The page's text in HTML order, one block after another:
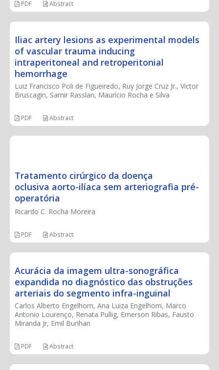
PDF Abstract
Iliac artery lesions as experimental models
of vascular trauma inducing
intraperitoneal and retroperitonial
hemorrhage
Luiz Francisco Poli de Figueiredo, Ruy Jorge Cruz Jr., Victor
Bruscagin, Samir Rasslan, Maurício Rocha e Silva
PDF Abstract
Tratamento cirúrgico da doença
oclusiva aorto-ilíaca sem arteriografia pré-
operatória
Ricardo C. Rocha Moreira
PDF Abstract
Acurácia da imagem ultra-sonográfica
expandida no diagnóstico das obstruções
arteriais do segmento infra-inguinal
Carlos Alberto Engelhorn, Ana Luiza Engelhorn, Marco
Antonio Lourenço, Renata Pullig, Emerson Ribas, Fausto
Miranda Jr, Emil Burihan
PDF Abstract